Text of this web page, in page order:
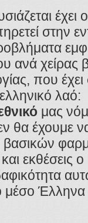
έχει
στην
ανά χείρας
που έχει
λαό:
μας
θα έχουμε
βασικών
εκθέσεις
μέσο